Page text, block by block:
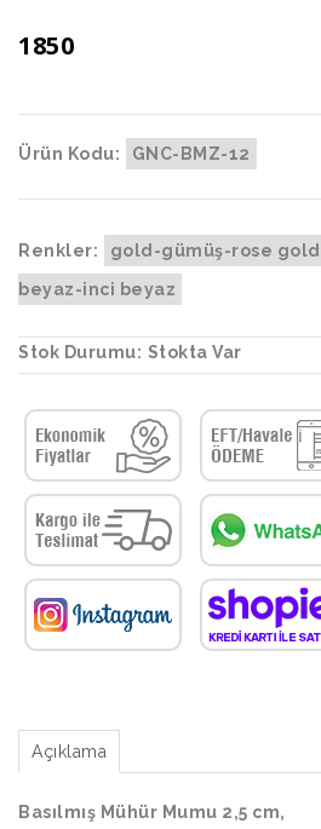
1850
Ürün Kodu: GNC-BMZ-12
Renkler:
gold-gümüş-rose
beyaz-inci beyaz
Stok Durumu: Stokta Var
Açıklama
Basılmış Mühür Mumu 2,5 cm,